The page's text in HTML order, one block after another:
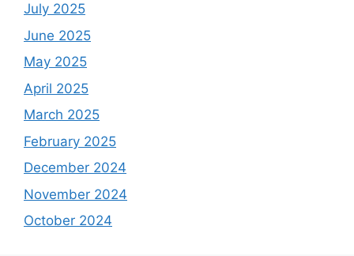
July 2025
June 2025
May 2025
April 2025
March 2025
February 2025
December 2024
November 2024
October 2024